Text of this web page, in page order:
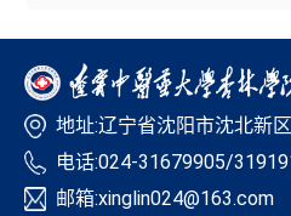
地址:辽宁省沈阳市沈北新
电话:024-31679905/
邮箱:xinglin024@163.com